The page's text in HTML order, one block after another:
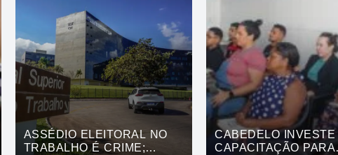
ASSÉDIO ELEITORAL NO
TRABALHO É CRIME;
CABEDELO INVESTE
CAPACITAÇÃO PARA